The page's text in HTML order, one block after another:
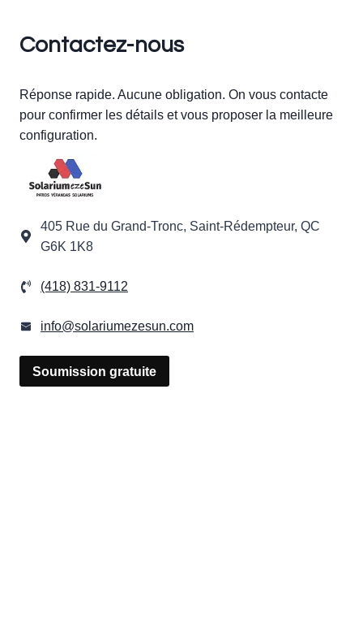
Contactez-nous
Réponse rapide. Aucune obligation. On vous contacte
pour confirmer les détails et vous proposer la meilleure
configuration.
405 Rue du Grand-Tronc, Saint-Rédempteur, QC
G6K 1K8
(418) 831-9112
info@solariumezesun.com
Soumission gratuite